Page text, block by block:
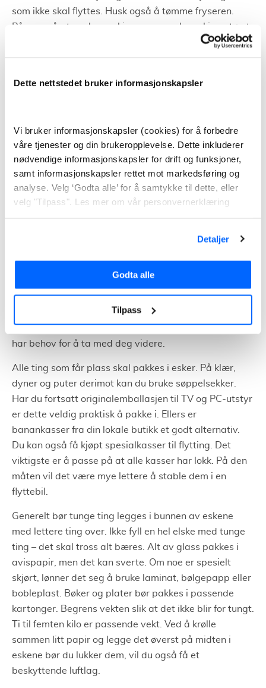
Dette nettstedet bruker informasjonskapsler
Vi bruker informasjonskapsler (cookies) for å forbedre
våre tjenester og din brukeropplevelse. Dette inkluderer
nødvendige informasjonskapsler for drift og funksjoner,
samt informasjonskapsler rettet mot markedsføring og
analyse. Velg ‘Godta alle’ for å samtykke til dette, eller
velg "Tilpass". Les mer om vår personvernerklæring
Detaljer
Godta alle
Tilpass
som ikke skal flyttes. Husk også å tømme fryseren.
Påse også at vaskemaskin og oppvaskmaskin er tømt
for vann. I tillegg til å merke flyttelass for hvor det skal
du har forlatt den gamle boligen kan du lese av
Pakking og utpakking
Feil ved pakking og emballasje kan forsinke og
vanskeliggjøre hele flytteprosessen. Dette kan
og planlagt måte. Et godt tips er å pakke ett og ett
rom om gangen og hele tiden vurdere hva du pakker.
Bruk gjerne sjansen til å kaste eller gi bort ting du ikke
har behov for å ta med deg videre.
Alle ting som får plass skal pakkes i esker. På klær,
dyner og puter derimot kan du bruke søppelsekker.
Har du fortsatt originalemballasjen til TV og PC-utstyr
er dette veldig praktisk å pakke i. Ellers er
banankasser fra din lokale butikk et godt alternativ.
Du kan også få kjøpt spesialkasser til flytting. Det
viktigste er å passe på at alle kasser har lokk. På den
måten vil det være mye lettere å stable dem i en
flyttebil.
Generelt bør tunge ting legges i bunnen av eskene
med lettere ting over. Ikke fyll en hel elske med tunge
ting – det skal tross alt bæres. Alt av glass pakkes i
avispapir, men det kan sverte. Om noe er spesielt
skjørt, lønner det seg å bruke laminat, bølgepapp eller
bobleplast. Bøker og plater bør pakkes i passende
kartonger. Begrens vekten slik at det ikke blir for tungt.
Ti til femten kilo er passende vekt. Ved å krølle
sammen litt papir og legge det øverst på midten i
eskene bør du lukker dem, vil du også få et
beskyttende luftlag.